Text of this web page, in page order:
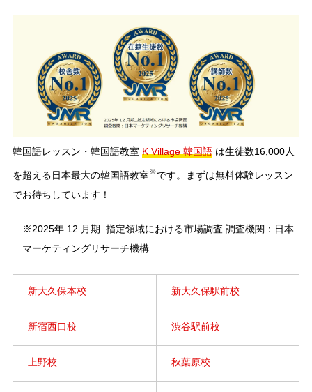
韓国語レッスン・韓国語教室 K Village 韓国語は生徒数16,000人
を超える日本最大の韓国語教室※です。まずは無料体験レッスン
でお待ちしています！
※2025年 12 月期_指定領域における市場調査 調査機関：日本
マーケティングリサーチ機構
新大久保本校 新大久保駅前校
新宿西口校 渋谷駅前校
上野校 秋葉原校